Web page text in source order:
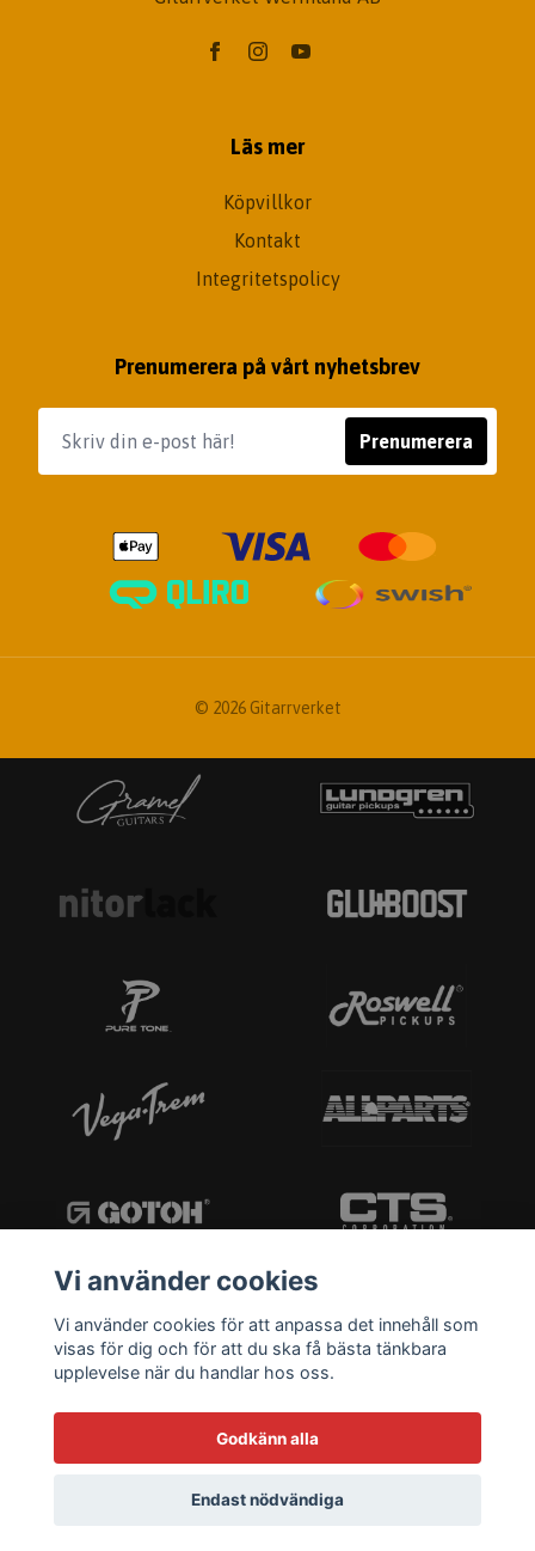
Läs mer
Köpvillkor
Kontakt
Integritetspolicy
Prenumerera på vårt nyhetsbrev
Prenumerera
© 2026 Gitarrverket
Vi använder cookies
Vi använder cookies för att anpassa det innehåll som
visas för dig och för att du ska få bästa tänkbara
upplevelse när du handlar hos oss.
Godkänn alla
Endast nödvändiga